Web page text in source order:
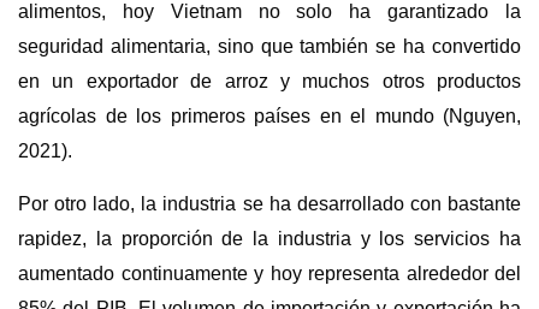
alimentos, hoy Vietnam no solo ha garantizado la
seguridad alimentaria, sino que también se ha convertido
en un exportador de arroz y muchos otros productos
agrícolas de los primeros países en el mundo (Nguyen,
2021).
Por otro lado, la industria se ha desarrollado con bastante
rapidez, la proporción de la industria y los servicios ha
aumentado continuamente y hoy representa alrededor del